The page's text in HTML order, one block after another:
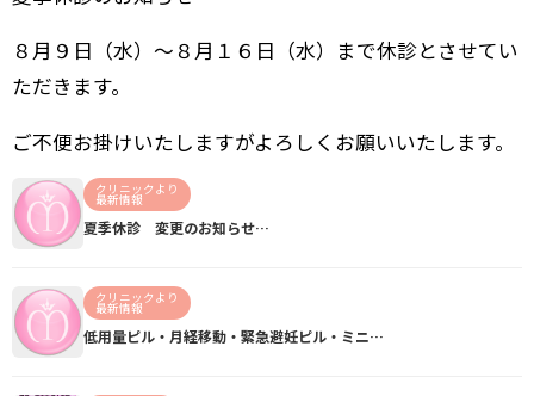
８月９日（水）～８月１６日（水）まで休診とさせてい
ただきます。
ご不便お掛けいたしますがよろしくお願いいたします。
クリニックより
最新情報
夏季休診 変更のお知らせ…
クリニックより
最新情報
低用量ピル・月経移動・緊急避妊ピル・ミニ…